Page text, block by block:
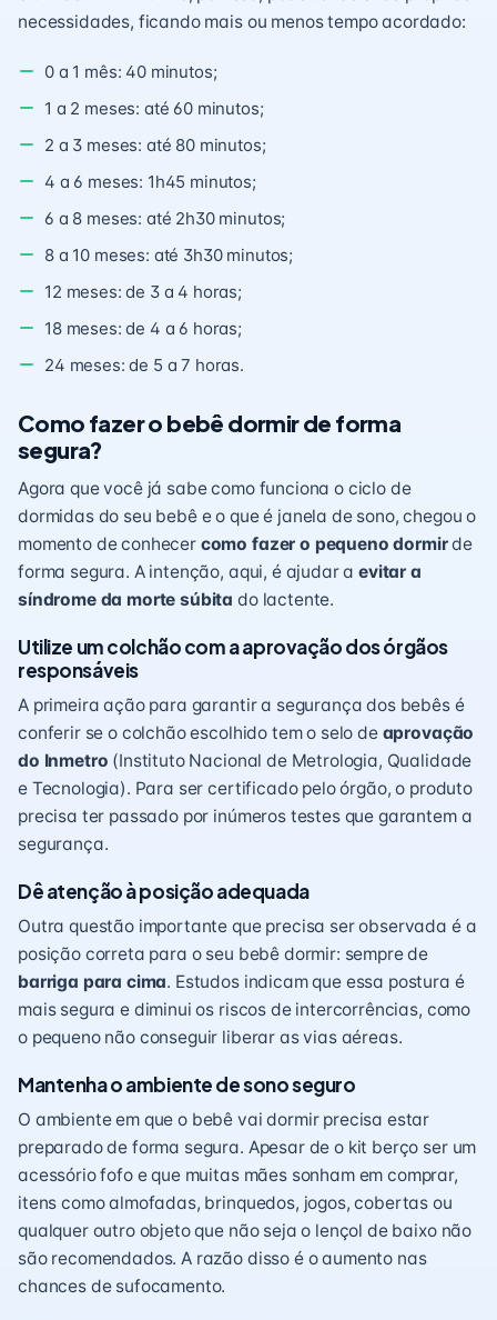
necessidades, ficando mais ou menos tempo acordado:
0 a 1 mês: 40 minutos;
1 a 2 meses: até 60 minutos;
2 a 3 meses: até 80 minutos;
4 a 6 meses: 1h45 minutos;
6 a 8 meses: até 2h30 minutos;
8 a 10 meses: até 3h30 minutos;
12 meses: de 3 a 4 horas;
18 meses: de 4 a 6 horas;
24 meses: de 5 a 7 horas.
Como fazer o bebê dormir de forma
segura?
Agora que você já sabe como funciona o ciclo de
dormidas do seu bebê e o que é janela de sono, chegou o
momento de conhecer como fazer o pequeno dormir de
forma segura. A intenção, aqui, é ajudar aevitar a
síndrome da morte súbita do lactente.
Utilize um colchão com a aprovação dos órgãos
responsáveis
A primeira ação para garantir a segurança dos bebês é
conferir se o colchão escolhido tem o selo de aprovação
do Inmetro (Instituto Nacional de Metrologia, Qualidade
e Tecnologia). Para ser certificado pelo órgão, o produto
precisa ter passado por inúmeros testes que garantem a
segurança.
Dê atenção à posição adequada
Outra questão importante que precisa ser observada é a
posição correta para o seu bebê dormir: sempre de
barriga para cima. Estudos indicam que essa postura é
mais segura e diminui os riscos de intercorrências, como
o pequeno não conseguir liberar as vias aéreas.
Mantenha o ambiente de sono seguro
O ambiente em que o bebê vai dormir precisa estar
preparado de forma segura. Apesar de o kit berço ser um
acessório fofo e que muitas mães sonham em comprar,
itens como almofadas, brinquedos, jogos, cobertas ou
qualquer outro objeto que não seja o lençol de baixo não
são recomendados. A razão disso é o aumento nas
chances de sufocamento.